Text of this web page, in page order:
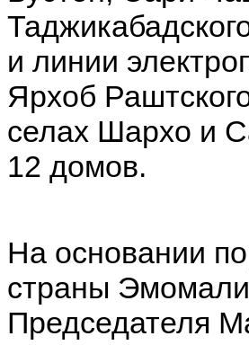
и линии
Ярхоб
селах Шархо и
12 домов.
На основании
страны
Председателя